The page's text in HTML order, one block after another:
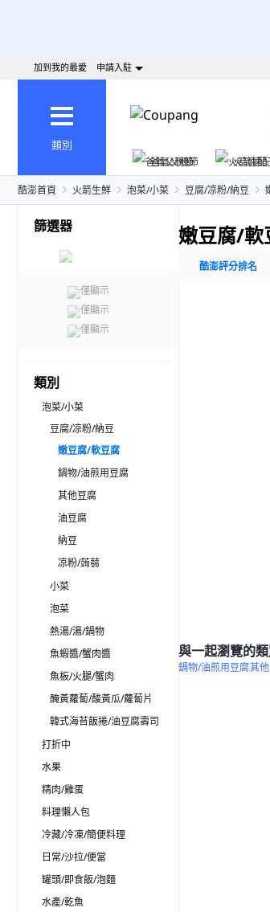
加到我的最愛 申請入駐
類別
爸氣父親節 火箭速
酷澎首頁 火箭生鮮 泡菜/小菜 豆腐/凉粉/納豆
篩選器
僅顯示
僅顯示
僅顯示
類別
泡菜/小菜
豆腐/凉粉/納豆
嫩豆腐/軟豆腐
鍋物/油煎用豆腐
其他豆腐
油豆腐
納豆
凉粉/蒟蒻
小菜
泡菜
熱湯/湯/鍋物
魚蝦醬/蟹肉醬
魚板/火腿/蟹肉
醃黃蘿蔔/酸黃瓜/蘿蔔片
韓式海苔飯捲/油豆腐壽司
打折中
水果
精肉/雞蛋
料理懶人包
冷藏/冷凍/簡便料理
日常/沙拉/便當
罐頭/即食飯/泡麵
水產/乾魚
嫩豆腐/軟
酷澎評分排名
與一起瀏覽的類
鍋物/油煎用豆腐其